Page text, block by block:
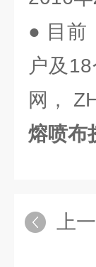
● 目前
户及
网，
熔喷布
上